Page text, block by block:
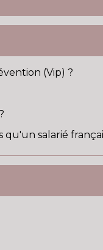
(Vip) ?
qu'un salarié